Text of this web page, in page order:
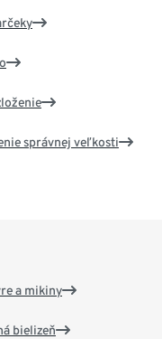
správnej veľkosti
a mikiny
bielizeň